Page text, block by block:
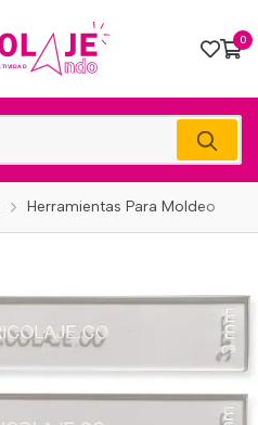
0
Herramientas Para Moldeo